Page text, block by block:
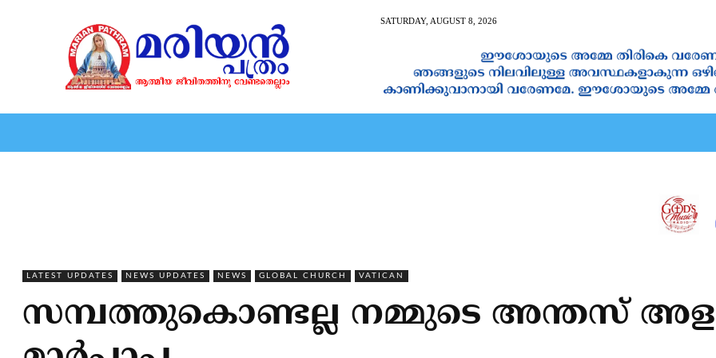
SATURDAY, AUGUST 8, 2026
LATEST UPDATES NEWS UPDATES NEWS GLOBAL CHURCH VATICAN
സമ്പത്തുകൊണ്ടല്ല നമ്മുടെ അന്തസ്